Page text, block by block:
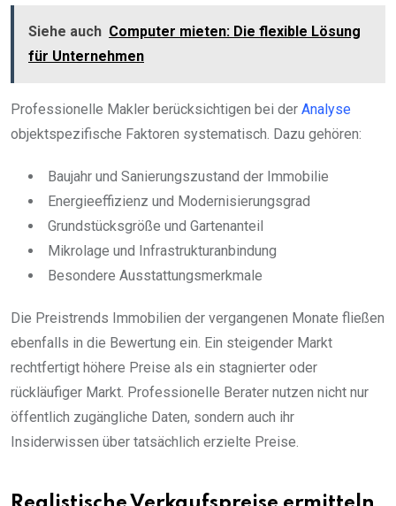
Siehe auch Computer mieten: Die flexible Lösung
für Unternehmen
Professionelle Makler berücksichtigen bei der Analyse
objektspezifische Faktoren systematisch. Dazu gehören:
Baujahr und Sanierungszustand der Immobilie
Energieeffizienz und Modernisierungsgrad
Grundstücksgröße und Gartenanteil
Mikrolage und Infrastrukturanbindung
Besondere Ausstattungsmerkmale
Die Preistrends Immobilien der vergangenen Monate fließen
ebenfalls in die Bewertung ein. Ein steigender Markt
rechtfertigt höhere Preise als ein stagnierter oder
rückläufiger Markt. Professionelle Berater nutzen nicht nur
öffentlich zugängliche Daten, sondern auch ihr
Insiderwissen über tatsächlich erzielte Preise.